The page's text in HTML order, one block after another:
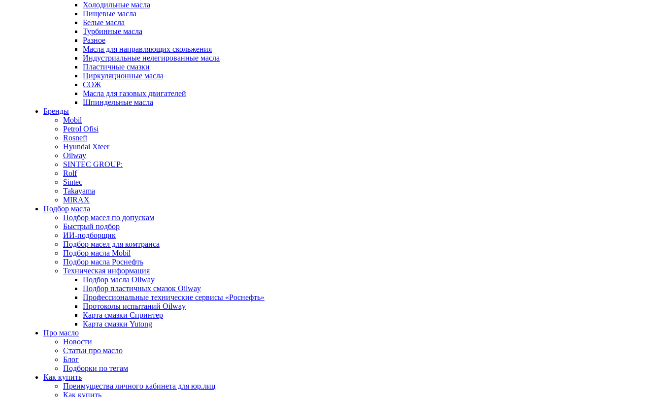
Холодильные масла
Пищевые масла
Белые масла
Турбинные масла
Разное
Масла для направляющих скольжения
Индустриальные нелегированные масла
Пластичные смазки
Циркуляционные масла
СОЖ
Масла для газовых двигателей
Шпиндельные масла
Бренды
Mobil
Petrol Ofisi
Rosneft
Hyundai Xteer
Oilway
SINTEC GROUP:
Rolf
Sintec
Takayama
MIRAX
Подбор масла
Подбор масел по допускам
Быстрый подбор
ИИ-подборщик
Подбор масел для комтранса
Подбор масла Mobil
Подбор масла Роснефть
Техническая информация
Подбор масла Oilway
Подбор пластичных смазок Oilway
Профессиональные технические сервисы «Роснефть»
Протоколы испытаний Oilway
Карта смазки Спринтер
Карта смазки Yutong
Про масло
Новости
Статьи про масло
Блог
Подборки по тегам
Как купить
Преимущества личного кабинета для юр.лиц
Как купить